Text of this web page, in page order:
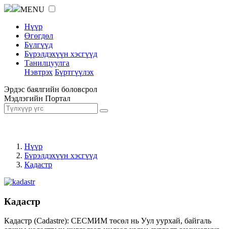
MENU
Нүүр
Өгөгдөл
Бүлгүүд
Бүрэлдэхүүн хэсгүүд
Танилцуулга
Нэвтрэх Бүртгүүлэх
Эрдэс баялгийн боловсрол
Мэдлэгийн Портал
Нүүр
Бүрэлдэхүүн хэсгүүд
Кадастр
Кадастр
Кадастр (Cadastre): СЕСМИМ төсөл нь Уул уурхай, байгаль